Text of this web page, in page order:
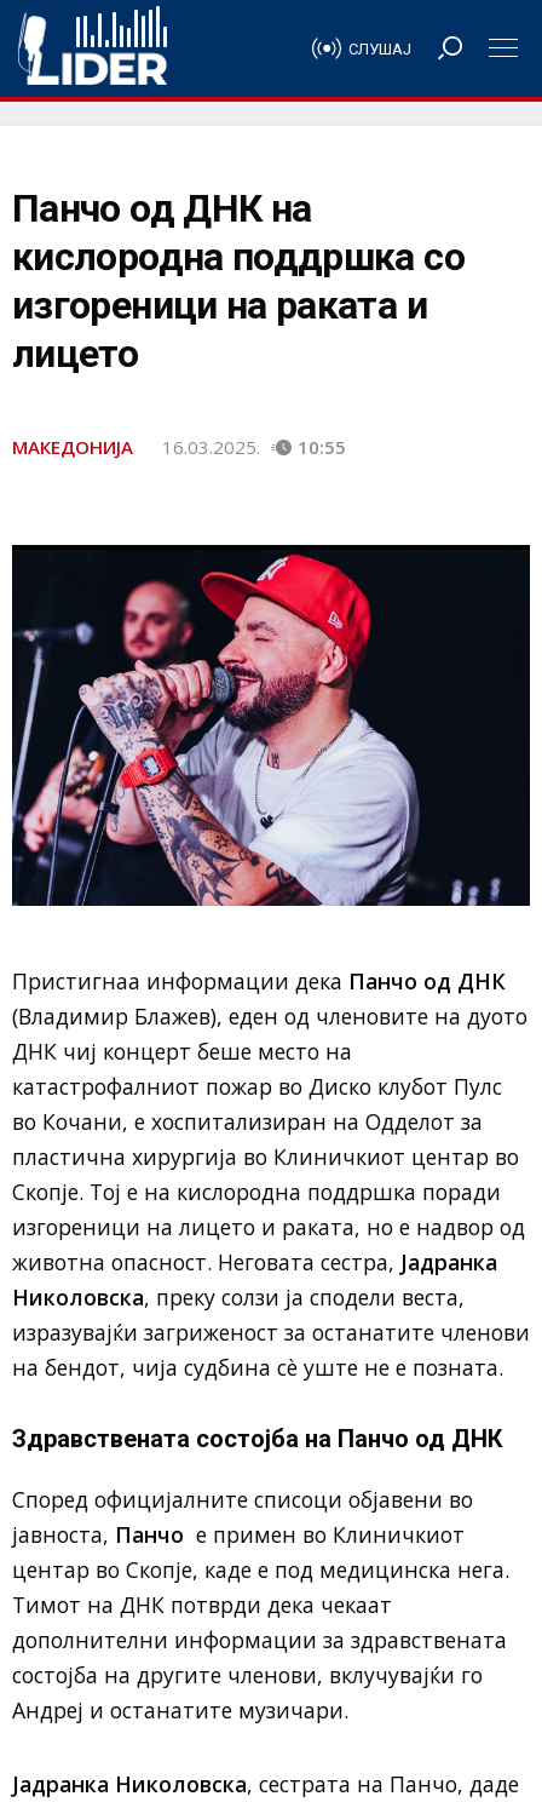
СЛУШАЈ
Панчо од ДНК на
кислородна поддршка со
изгореници на раката и
лицето
МАКЕДОНИЈА 16.03.2025. 10:55
Пристигнаа информации дека Панчо од ДНК
(Владимир Блажев), еден од членовите на дуото
ДНК чиј концерт беше место на
катастрофалниот пожар во Диско клубот Пулс
во Кочани, е хоспитализиран на Одделот за
пластична хирургија во Клиничкиот центар во
Скопје. Тој е на кислородна поддршка поради
изгореници на лицето и раката, но е надвор од
животна опасност. Неговата сестра, Јадранка
Николовска, преку солзи ја сподели веста,
изразувајќи загриженост за останатите членови
на бендот, чија судбина сè уште не е позната.
Здравствената состојба на Панчо од ДНК
Според официјалните списоци објавени во
јавноста, Панчо е примен во Клиничкиот
центар во Скопје, каде е под медицинска нега.
Тимот на ДНК потврди дека чекаат
дополнителни информации за здравствената
состојба на другите членови, вклучувајќи го
Андреј и останатите музичари.
Јадранка Николовска, сестрата на Панчо, даде